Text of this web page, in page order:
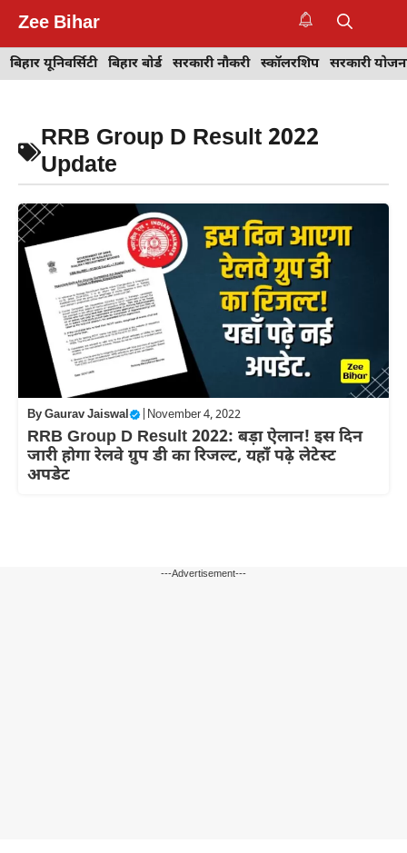
content
Zee Bihar
बिहार यूनिवर्सिटी बिहार बोर्ड सरकारी नौकरी स्कॉलरशिप सरकारी
RRB Group D Result 2022
Update
ByGaurav Jaiswal November 4, 2022
RRB Group D Result 2022: बड़ा ऐलान! इस दिन
जारी होगा रेलवे ग्रुप डी का रिजल्ट, यहाँ पढ़े लेटेस्ट
अपडेट
---Advertisement---